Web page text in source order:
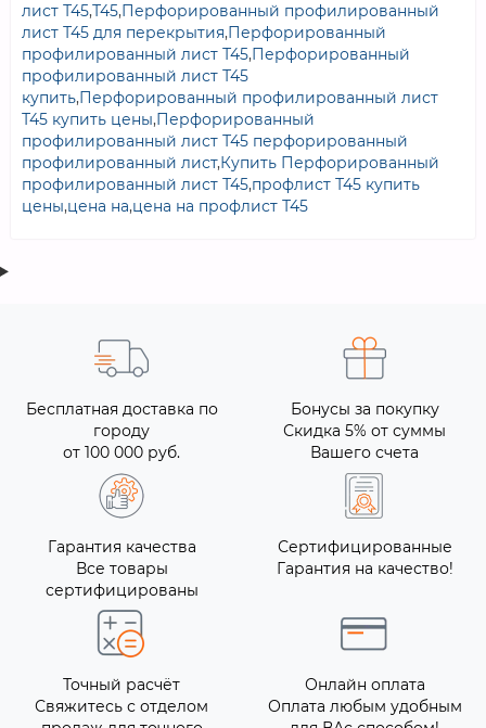
лист Т45,Т45,Перфорированный профилированный
лист Т45 для перекрытия,Перфорированный
профилированный лист Т45,Перфорированный
профилированный лист Т45
купить,Перфорированный профилированный лист
Т45 купить цены,Перфорированный
профилированный лист Т45 перфорированный
профилированный лист,Купить Перфорированный
профилированный лист Т45,профлист Т45 купить
цены,цена на,цена на профлист Т45
Бесплатная доставка по
городу
от 100 000 руб.
Бонусы за покупку
Скидка 5% от суммы
Вашего счета
Гарантия качества
Все товары
сертифицированы
Сертифицированные
Гарантия на качество!
Точный расчёт
Свяжитесь с отделом
Онлайн оплата
Оплата любым удобным